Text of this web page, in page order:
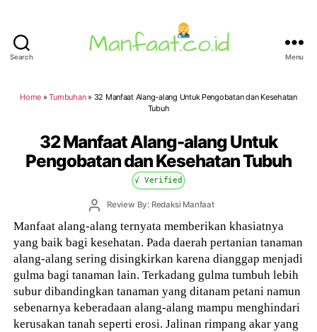
Search Menu
Home »Tumbuhan» 32 Manfaat Alang-alang Untuk Pengobatan dan Kesehatan
Tubuh
32 Manfaat Alang-alang Untuk
Pengobatan dan Kesehatan Tubuh
√ Verified
PostReview By: Redaksi Manfaat
Manfaat alang-alang ternyata memberikan khasiatnya
yang baik bagi kesehatan. Pada daerah pertanian tanaman
alang-alang sering disingkirkan karena dianggap menjadi
gulma bagi tanaman lain. Terkadang gulma tumbuh lebih
subur dibandingkan tanaman yang ditanam petani namun
sebenarnya keberadaan alang-alang mampu menghindari
kerusakan tanah seperti erosi. Jalinan rimpang akar yang